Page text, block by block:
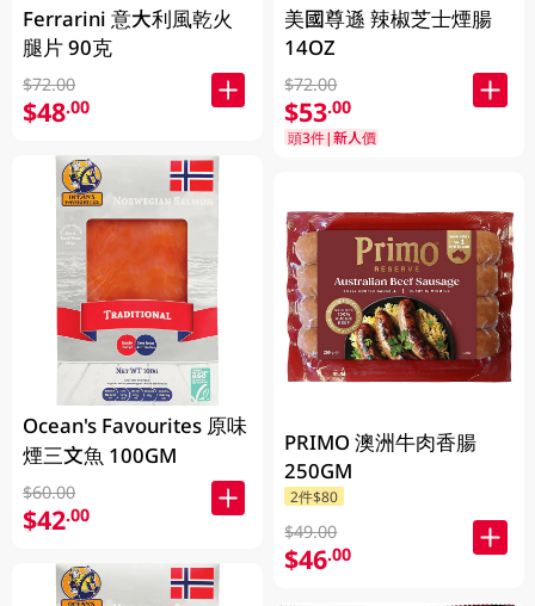
Ferrarini 意大利風乾火
腿片 90克
$72.00
$48.00
Ocean's Favourites 原味
煙三文魚 100GM
$60.00
$42.00
美國尊遜 辣椒芝士煙腸
14OZ
$72.00
$53.00
頭3件|新人價
PRIMO 澳洲牛肉香腸
250GM
2件$80
$49.00
$46.00